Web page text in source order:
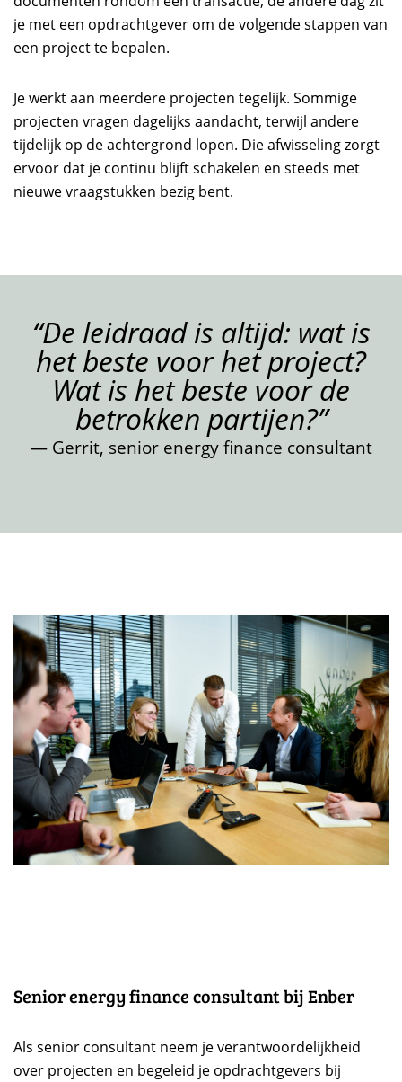
je met een opdrachtgever om de volgende stappen van
een project te bepalen.
Je werkt aan meerdere projecten tegelijk. Sommige
projecten vragen dagelijks aandacht, terwijl andere
tijdelijk op de achtergrond lopen. Die afwisseling zorgt
ervoor dat je continu blijft schakelen en steeds met
nieuwe vraagstukken bezig bent.
“De leidraad is altijd: wat is
het beste voor het project?
Wat is het beste voor de
betrokken partijen?”
— Gerrit, senior energy finance consultant
Senior energy finance consultant bij Enber
Als senior consultant neem je verantwoordelijkheid
over projecten en begeleid je opdrachtgevers bij